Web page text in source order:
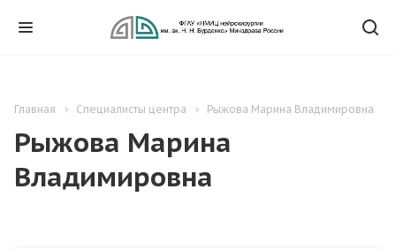
Главная Специалисты центра Рыжова Марина Владимировна
Рыжова Марина
Владимировна